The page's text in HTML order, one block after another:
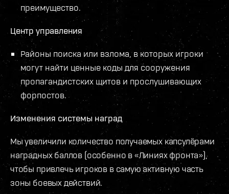
преимущество.
Центр управления
Районы поиска или взлома, в которых игроки
могут найти ценные коды для сооружения
пропагандистских щитов и прослушивающих
форпостов.
Изменения системы наград
Мы увеличили количество получаемых капсулёрами
наградных баллов (особенно в «Линиях фронта»),
чтобы привлечь игроков в самую активную часть
зоны боевых действий.